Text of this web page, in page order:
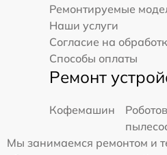
Ремонтируемые
Наши услуги
Согласие на
Способы оплаты
Ремонт
Кофемашин
Мы занимаемся ремонтом и